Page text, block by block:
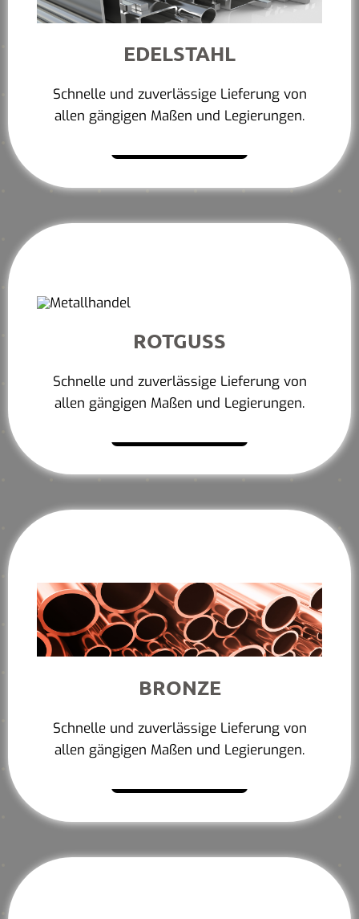
EDELSTAHL
Schnelle und zuverlässige Lieferung von
allen gängigen Maßen und Legierungen.
ROTGUSS
Schnelle und zuverlässige Lieferung von
allen gängigen Maßen und Legierungen.
BRONZE
Schnelle und zuverlässige Lieferung von
allen gängigen Maßen und Legierungen.